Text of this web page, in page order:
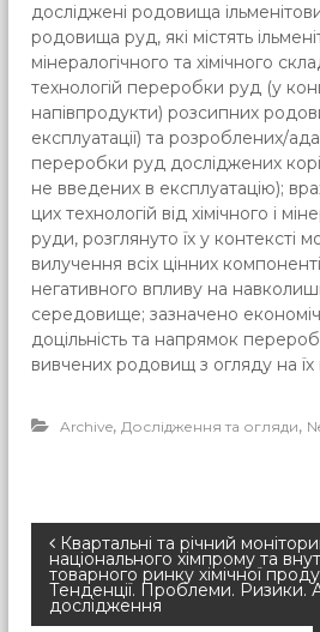
досліджені родовища
родовища руд, які містять
мінералогічного та хімічного
технологій переробки руд (у
напівпродукти) розсипних
експлуатації) та розроблених/
переробки руд досліджених
не введених в експлуатацію);
цих технологій від хімічного і
руди, розглянуто їх у контексті
вилучення всіх цінних
негативного впливу на
середовище; зазначено
доцільність та напрямок
вивчених родовищ з огляду на їх
Archive,Дослідження та огляди,
P
o
Квартальні та річний
національного хімпрому та
товарного ринку хімічної
Тенденції. Проблеми. Ризики.
дослідження